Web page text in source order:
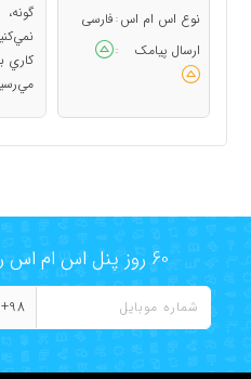
نوع اس ام اس : فارسی
ارسال پیامک
:
كاري
60 روز پنل اس ام اس رایگان، امتحان کنید!
+98